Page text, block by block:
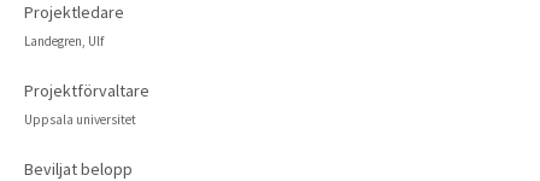
Projektledare
Landegren, Ulf
Projektförvaltare
Uppsala universitet
Beviljat belopp